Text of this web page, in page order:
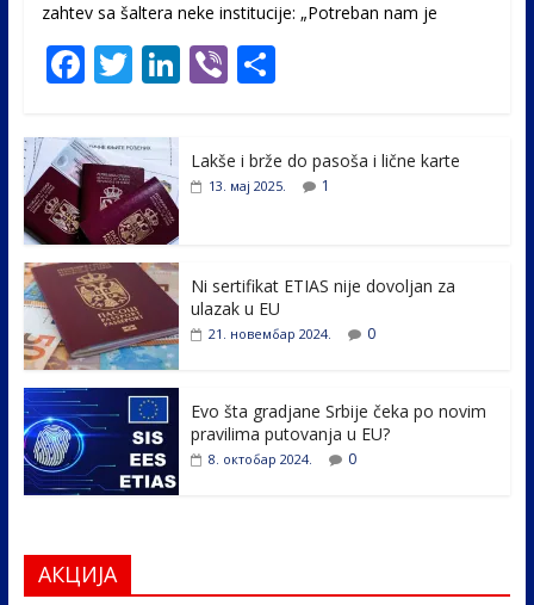
zahtev sa šaltera neke institucije: „Potreban nam je
F
e
b
o
o
k
T
itt
er
Li
e
Vi
er
S
ar
e
Lakše i brže do pasoša i lične karte
13. мај 2025. 1
Ni sertifikat ETIAS nije dovoljan za
ulazak u EU
21. новембар 2024. 0
Evo šta gradjane Srbije čeka po novim
pravilima putovanja u EU?
8. октобар 2024. 0
АКЦИЈА